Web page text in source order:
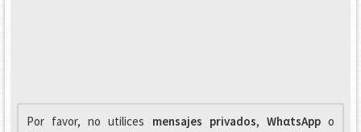
Por favor, no utilices mensajes privados, WhαtsAppo